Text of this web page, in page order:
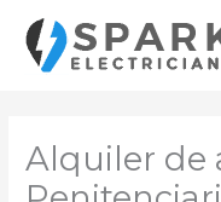
contenido
Alquiler de